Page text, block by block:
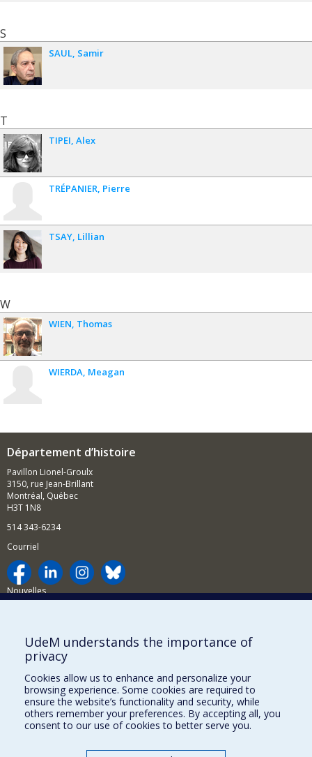
S
SAUL Samir
T
TIPEI Alex
TRÉPANIER Pierre
TSAY Lillian
W
WIEN Thomas
WIERDA Meagan
Département d’histoire
Pavillon Lionel-Groulx
3150, rue Jean-Brillant
Montréal, Québec
H3T 1N8
514 343-6234
Courriel
Nouvelles
Comment soutenir le Département?
BESOIN D'AIDE?
Plan du site
Signaler une erreur
Accessibilité
UdeM understands the importance of
privacy
Cookies allow us to enhance and personalize your
browsing experience. Some cookies are required to
ensure the website’s functionality and security, while
others remember your preferences. By accepting all, you
consent to our use of cookies to better serve you.